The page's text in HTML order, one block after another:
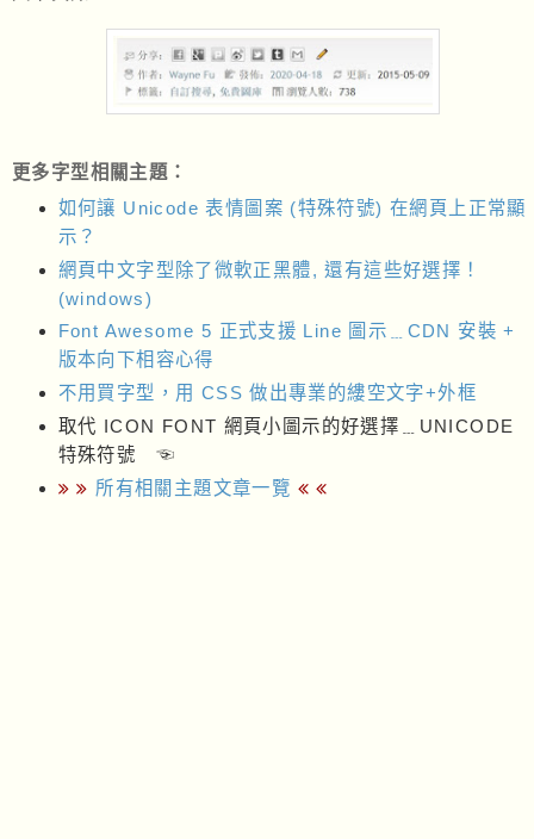
更多字型相關主題：
如何讓 Unicode 表情圖案 (特殊符號) 在網頁上正常顯
示？
網頁中文字型除了微軟正黑體, 還有這些好選擇！
(windows)
Font Awesome 5 正式支援 Line 圖示﹍CDN 安裝 +
版本向下相容心得
不用買字型，用 CSS 做出專業的縷空文字+外框
取代 ICON FONT 網頁小圖示的好選擇﹍UNICODE
特殊符號 ☜
所有相關主題文章一覽